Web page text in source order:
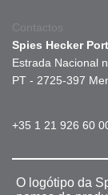
Contactos
Spies Hecker
Estrada Nacional
PT - 2725-397
+35 1 21 926 60
O logótipo da